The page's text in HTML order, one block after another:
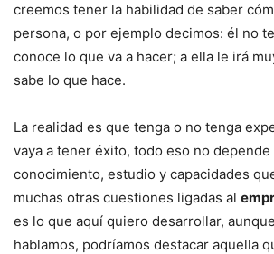
creemos tener la habilidad de saber
persona, o por ejemplo decimos: él no
conoce lo que va a hacer; a ella le irá
sabe lo que hace.
La realidad es que tenga o no tenga
vaya a tener éxito, todo eso no
conocimiento, estudio y capacidades
muchas otras cuestiones ligadas al
es lo que aquí quiero desarrollar,
hablamos, podríamos destacar aquella